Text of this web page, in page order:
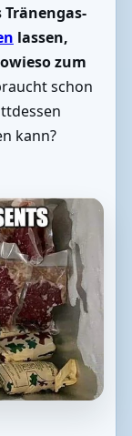
Tränengas-
lassen,
zum
schon
kann?